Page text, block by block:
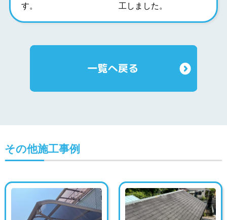
す。
工しました。
その他施工事例